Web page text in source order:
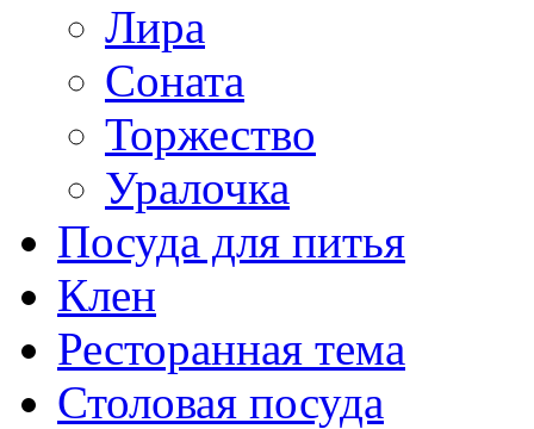
Лира
Соната
Торжество
Уралочка
Посуда для питья
Клен
Ресторанная тема
Столовая посуда